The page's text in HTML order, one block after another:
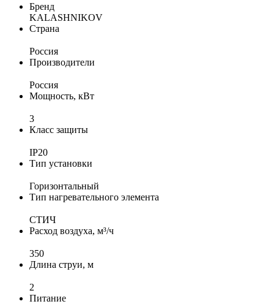
Бренд
KALASHNIKOV
Страна
Россия
Производители
Россия
Мощность, кВт
3
Класс защиты
IP20
Тип установки
Горизонтальный
Тип нагревательного элемента
СТИЧ
Расход воздуха, м³/ч
350
Длина струи, м
2
Питание